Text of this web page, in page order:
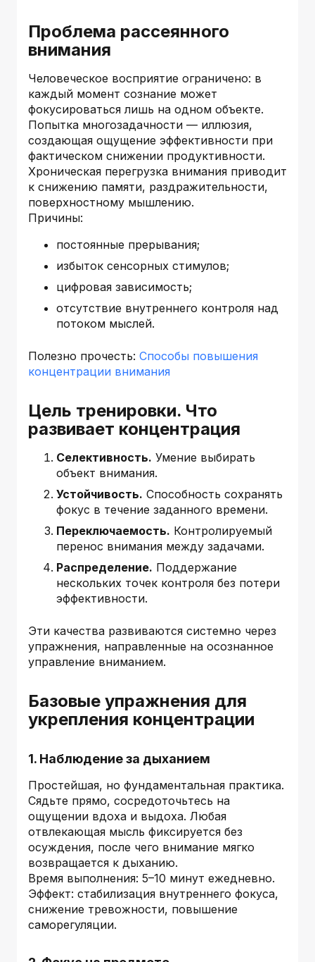
Проблема рассеянного
внимания
Человеческое восприятие ограничено: в
каждый момент сознание может
фокусироваться лишь на одном объекте.
Попытка многозадачности — иллюзия,
создающая ощущение эффективности при
фактическом снижении продуктивности.
Хроническая перегрузка внимания приводит
к снижению памяти, раздражительности,
поверхностному мышлению.
Причины:
постоянные прерывания;
избыток сенсорных стимулов;
цифровая зависимость;
отсутствие внутреннего контроля над
потоком мыслей.
Полезно прочесть: Способы повышения
концентрации внимания
Цель тренировки. Что
развивает концентрация
Селективность. Умение выбирать
объект внимания.
Устойчивость. Способность сохранять
фокус в течение заданного времени.
Переключаемость. Контролируемый
перенос внимания между задачами.
Распределение. Поддержание
нескольких точек контроля без потери
эффективности.
Эти качества развиваются системно через
упражнения, направленные на осознанное
управление вниманием.
Базовые упражнения для
укрепления концентрации
1. Наблюдение за дыханием
Простейшая, но фундаментальная практика.
Сядьте прямо, сосредоточьтесь на
ощущении вдоха и выдоха. Любая
отвлекающая мысль фиксируется без
осуждения, после чего внимание мягко
возвращается к дыханию.
Время выполнения: 5–10 минут ежедневно.
Эффект: стабилизация внутреннего фокуса,
снижение тревожности, повышение
саморегуляции.